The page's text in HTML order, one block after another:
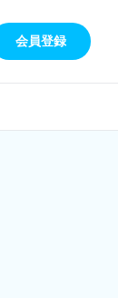
会員登録